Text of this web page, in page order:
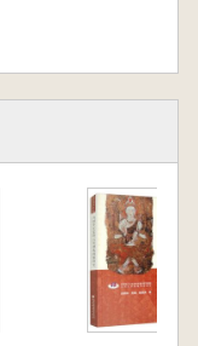
ます。